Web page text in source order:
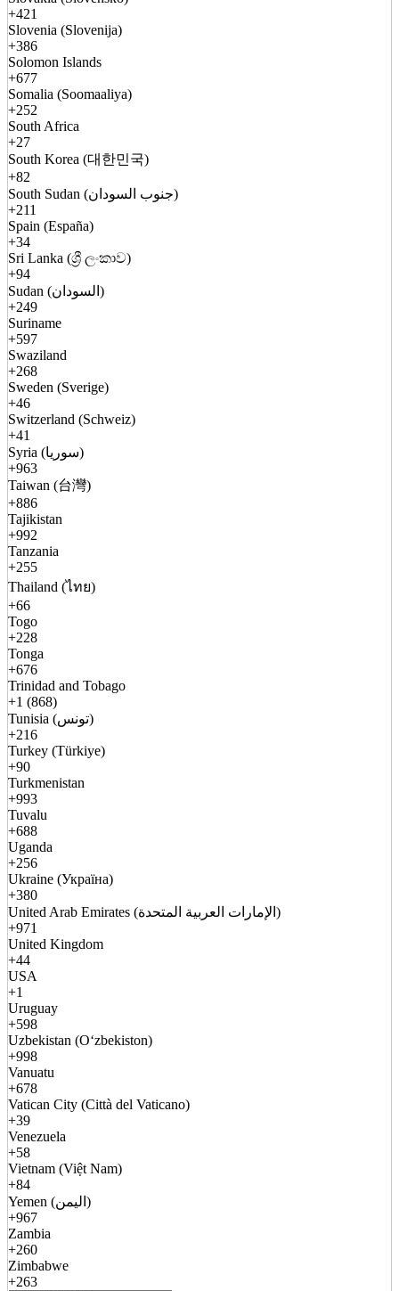
+421
Slovenia (Slovenija)
+386
Solomon Islands
+677
Somalia (Soomaaliya)
+252
South Africa
+27
South Korea (대한민국)
+82
South Sudan (جنوب السودان)
+211
Spain (España)
+34
Sri Lanka (ශ්‍රී ලංකාව)
+94
Sudan (السودان)
+249
Suriname
+597
Swaziland
+268
Sweden (Sverige)
+46
Switzerland (Schweiz)
+41
Syria (سوريا)
+963
Taiwan (台灣)
+886
Tajikistan
+992
Tanzania
+255
Thailand (ไทย)
+66
Togo
+228
Tonga
+676
Trinidad and Tobago
+1 (868)
Tunisia (تونس)
+216
Turkey (Türkiye)
+90
Turkmenistan
+993
Tuvalu
+688
Uganda
+256
Ukraine (Україна)
+380
United Arab Emirates (الإمارات العربية المتحدة)
+971
United Kingdom
+44
USA
+1
Uruguay
+598
Uzbekistan (Oʻzbekiston)
+998
Vanuatu
+678
Vatican City (Città del Vaticano)
+39
Venezuela
+58
Vietnam (Việt Nam)
+84
Yemen (اليمن)
+967
Zambia
+260
Zimbabwe
+263